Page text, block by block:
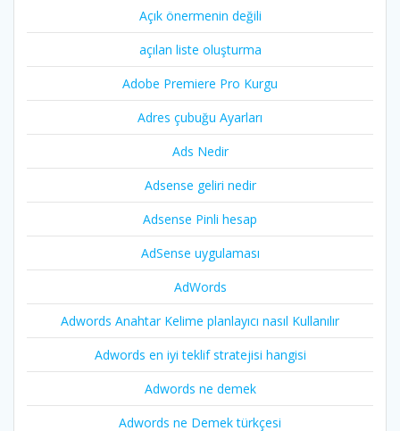
Açık önermenin değili
açılan liste oluşturma
Adobe Premiere Pro Kurgu
Adres çubuğu Ayarları
Ads Nedir
Adsense geliri nedir
Adsense Pinli hesap
AdSense uygulaması
AdWords
Adwords Anahtar Kelime planlayıcı nasıl Kullanılır
Adwords en iyi teklif stratejisi hangisi
Adwords ne demek
Adwords ne Demek türkçesi